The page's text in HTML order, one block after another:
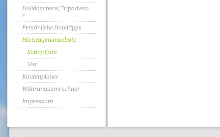
Holidaycheck/Tripadviso
r
Persönliche Hoteltipps
Mietwagenangebote
Sunny Cars
Sixt
Routenplaner
Währungsumrechner
Impressum